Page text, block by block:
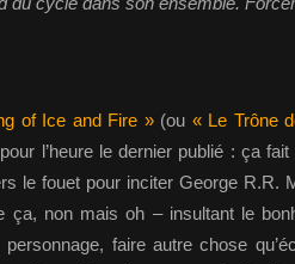
of Ice and Fire »(ou « Le Trône
l’heure le dernier publié : ça
le fouet pour inciter George R.R.
ça, non mais oh – insultant le
personnage, faire autre chose